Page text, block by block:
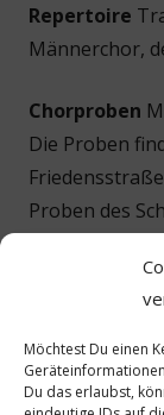
Möchtest Du einen
Du das erlaubst,
Repertoire
Männerchor,
Chorproben
Die Proben
Proben des
1854 in der